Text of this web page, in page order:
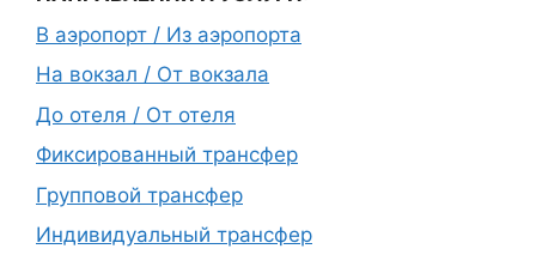
В аэропорт / Из аэропорта
На вокзал / От вокзала
До отеля / От отеля
Фиксированный трансфер
Групповой трансфер
Индивидуальный трансфер